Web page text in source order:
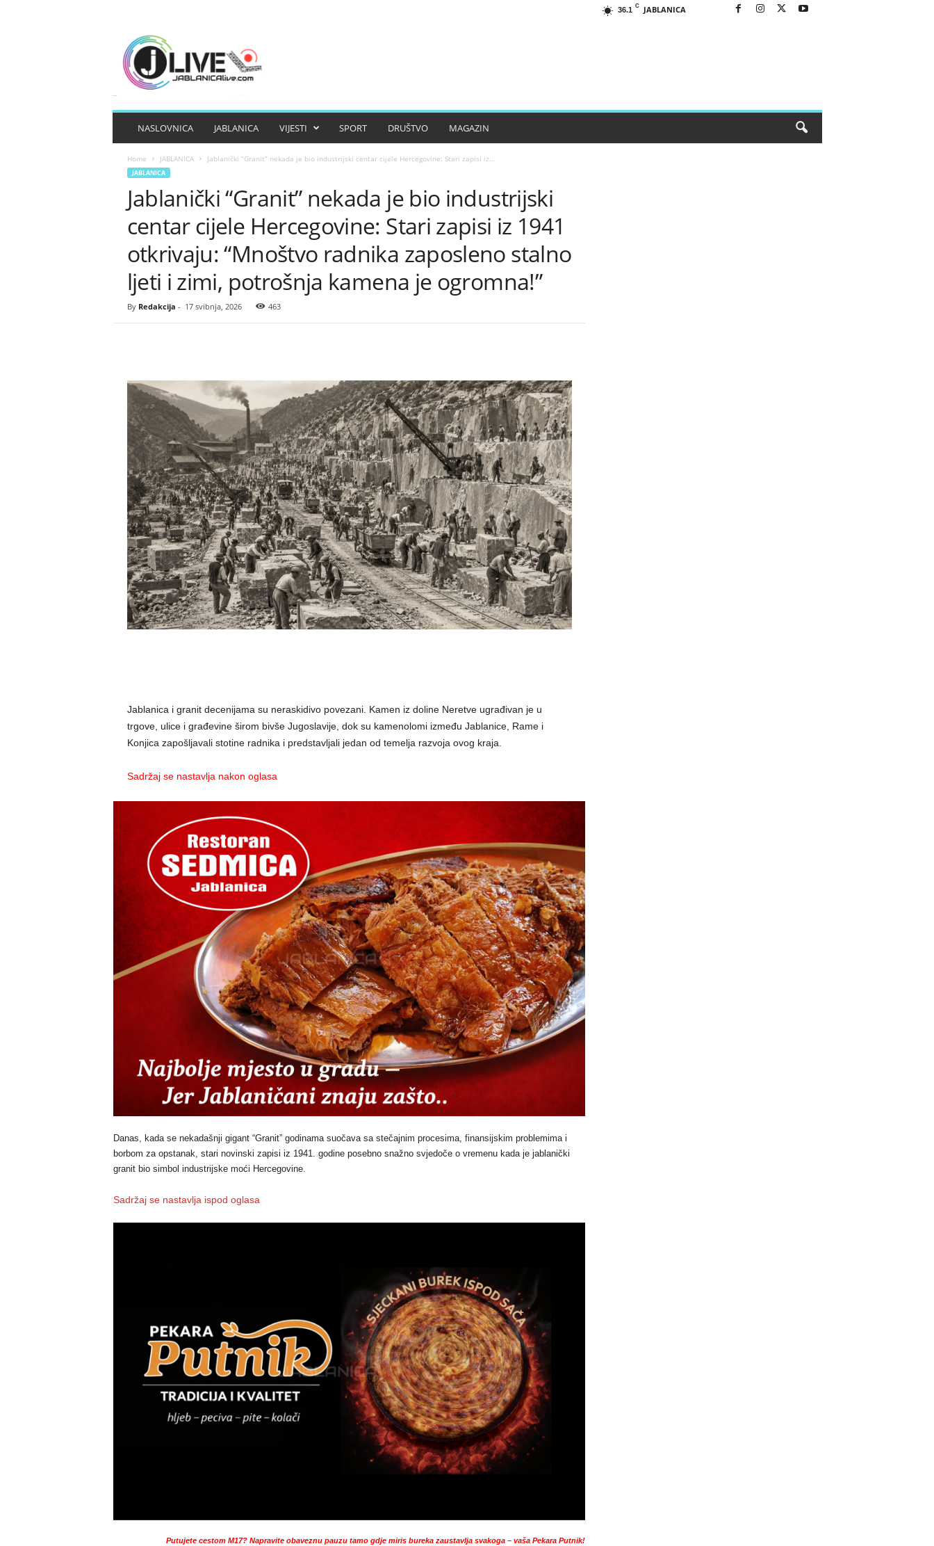
36.1 C JABLANICA
NASLOVNICA JABLANICA VIJESTI SPORT DRUŠTVO MAGAZIN
Home JABLANICA Jablanički “Granit” nekada je bio industrijski centar cijele Hercegovine: Stari zapisi iz...
JABLANICA
Jablanički “Granit” nekada je bio industrijski
centar cijele Hercegovine: Stari zapisi iz 1941
otkrivaju: “Mnoštvo radnika zaposleno stalno
ljeti i zimi, potrošnja kamena je ogromna!”
By Redakcija - 17 svibnja, 2026 463
Jablanica i granit decenijama su neraskidivo povezani. Kamen iz doline Neretve ugrađivan je u
trgove, ulice i građevine širom bivše Jugoslavije, dok su kamenolomi između Jablanice, Rame i
Konjica zapošljavali stotine radnika i predstavljali jedan od temelja razvoja ovog kraja.
Sadržaj se nastavlja nakon oglasa
Danas, kada se nekadašnji gigant “Granit” godinama suočava sa stečajnim procesima, finansijskim problemima i
borbom za opstanak, stari novinski zapisi iz 1941. godine posebno snažno svjedoče o vremenu kada je jablanički
granit bio simbol industrijske moći Hercegovine.
Sadržaj se nastavlja ispod oglasa
Putujete cestom M17? Napravite obaveznu pauzu tamo gdje miris bureka zaustavlja svakoga – vaša Pekara Putnik!